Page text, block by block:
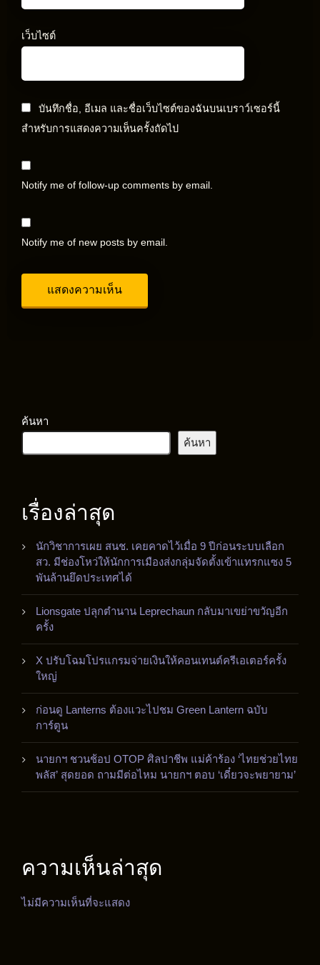
เว็บไซต์
บันทึกชื่อ, อีเมล และชื่อเว็บไซต์ของฉันบนเบราว์เซอร์นี้
สำหรับการแสดงความเห็นครั้งถัดไป
Notify me of follow-up comments by email.
Notify me of new posts by email.
ค้นหา
ค้นหา
เรื่องล่าสุด
นักวิชาการเผย สนช. เคยคาดไว้เมื่อ 9 ปีก่อนระบบเลือก
สว. มีช่องโหว่ให้นักการเมืองส่งกลุ่มจัดตั้งเข้าแทรกแซง 5
พันล้านยึดประเทศได้
Lionsgate ปลุกตำนาน Leprechaun กลับมาเขย่าขวัญอีก
ครั้ง
X ปรับโฉมโปรแกรมจ่ายเงินให้คอนเทนต์ครีเอเตอร์ครั้ง
ใหญ่
ก่อนดู Lanterns ต้องแวะไปชม Green Lantern ฉบับ
การ์ตูน
นายกฯ ชวนช้อป OTOP ศิลปาชีพ แม่ค้าร้อง ‘ไทยช่วยไทย
พลัส’ สุดยอด ถามมีต่อไหม นายกฯ ตอบ ‘เดี๋ยวจะพยายาม’
ความเห็นล่าสุด
ไม่มีความเห็นที่จะแสดง